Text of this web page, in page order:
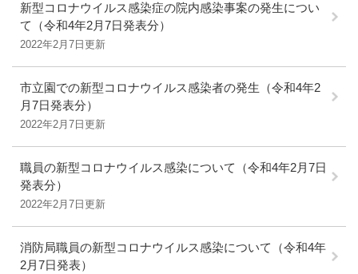
新型コロナウイルス感染症の院内感染事案の発生につい
て（令和4年2月7日発表分）
2022年2月7日更新
市立園での新型コロナウイルス感染者の発生（令和4年2
月7日発表分）
2022年2月7日更新
職員の新型コロナウイルス感染について（令和4年2月7日
発表分）
2022年2月7日更新
消防局職員の新型コロナウイルス感染について（令和4年
2月7日発表）